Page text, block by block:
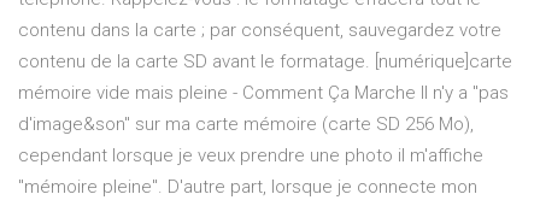
contenu dans la carte ; par conséquent, sauvegardez votre
contenu de la carte SD avant le formatage. [numérique]carte
mémoire vide mais pleine - Comment Ça Marche Il n'y a "pas
d'image&son" sur ma carte mémoire (carte SD 256 Mo),
cependant lorsque je veux prendre une photo il m'affiche
"mémoire pleine". D'autre part, lorsque je connecte mon